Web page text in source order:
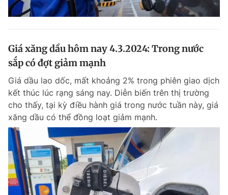
Giá xăng dầu hôm nay 4.3.2024: Trong nước
sắp có đợt giảm mạnh
Giá dầu lao dốc, mất khoảng 2% trong phiên giao dịch
kết thúc lúc rạng sáng nay. Diễn biến trên thị trường
cho thấy, tại kỳ điều hành giá trong nước tuần này, giá
xăng dầu có thể đồng loạt giảm mạnh.